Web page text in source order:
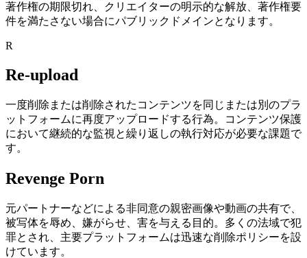
著作権の期限切れ、クリエイターの明示的な解放、著作権要
件を満たさない場合にパブリックドメインとなります。
R
Re-upload
一度削除または削除されたコンテンツを同じまたは別のプラ
ットフォームに再度アップロードする行為。コンテンツ保護
において継続的な監視と繰り返しの執行対応が必要な課題で
す。
Revenge Porn
元パートナーなどによる非同意の親密画像や動画の共有で、
被写体を辱め、嫌がらせ、害を与える目的。多くの法域で犯
罪とされ、主要プラットフォームは迅速な削除ポリシーを設
けています。